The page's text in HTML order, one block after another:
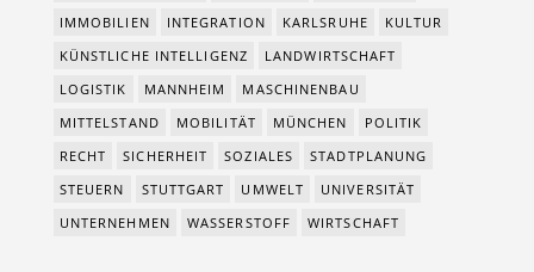
IMMOBILIEN
INTEGRATION KARLSRUHE
KULTUR
KÜNSTLICHE INTELLIGENZ
LANDWIRTSCHAFT
LOGISTIK
MANNHEIM
MASCHINENBAU
MITTELSTAND
MOBILITÄT MÜNCHEN
POLITIK
RECHT
SICHERHEIT SOZIALES
STADTPLANUNG
STEUERN
STUTTGART UMWELT
UNIVERSITÄT
UNTERNEHMEN
WASSERSTOFF WIRTSCHAFT